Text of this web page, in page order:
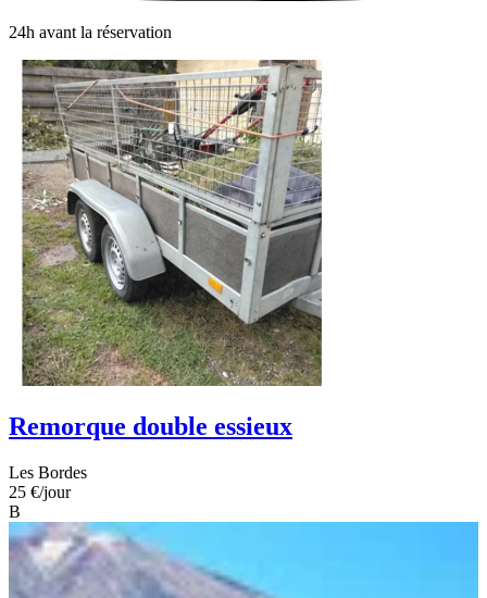
24h avant la réservation
Remorque double essieux
Les Bordes
25 €/jour
B